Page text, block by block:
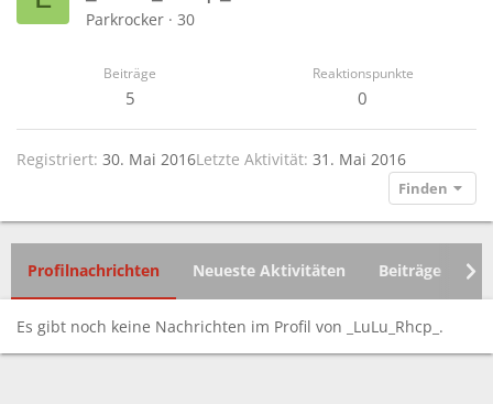
Parkrocker · 30
Beiträge
5
Reaktionspunkte
0
Registriert 30. Mai 2016Letzte Aktivität 31. Mai 2016
Finden
Profilnachrichten Neueste Aktivitäten Beiträge
Es gibt noch keine Nachrichten im Profil von _LuLu_Rhcp_.